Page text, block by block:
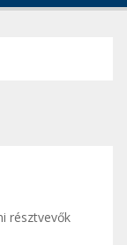
résztvevők